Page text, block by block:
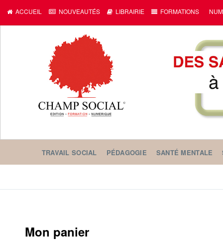
ACCUEIL NOUVEAUTÉS LIBRAIRIE FORMATIONS
TRAVAIL SOCIAL PÉDAGOGIE SANTÉ MENTALE
Mon panier